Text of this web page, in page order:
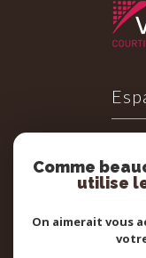
Comme
utilise
On aimerait vous